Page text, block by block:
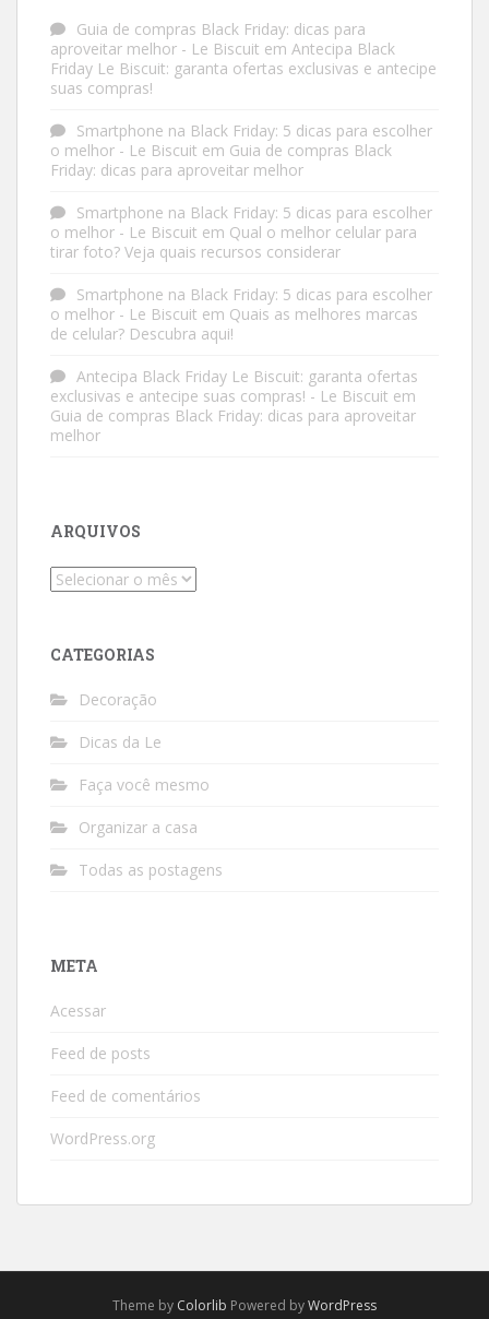
Guia de compras Black Friday: dicas para
aproveitar melhor - Le Biscuit em Antecipa Black
Friday Le Biscuit: garanta ofertas exclusivas e antecipe
suas compras!
Smartphone na Black Friday: 5 dicas para escolher
o melhor - Le Biscuit em Guia de compras Black
Friday: dicas para aproveitar melhor
Smartphone na Black Friday: 5 dicas para escolher
o melhor - Le Biscuit em Qual o melhor celular para
tirar foto? Veja quais recursos considerar
Smartphone na Black Friday: 5 dicas para escolher
o melhor - Le Biscuit em Quais as melhores marcas
de celular? Descubra aqui!
Antecipa Black Friday Le Biscuit: garanta ofertas
exclusivas e antecipe suas compras! - Le Biscuit em
Guia de compras Black Friday: dicas para aproveitar
melhor
ARQUIVOS
Arquivos
CATEGORIAS
Decoração
Dicas da Le
Faça você mesmo
Organizar a casa
Todas as postagens
META
Acessar
Feed de posts
Feed de comentários
WordPress.org
Theme by Colorlib Powered byWordPress